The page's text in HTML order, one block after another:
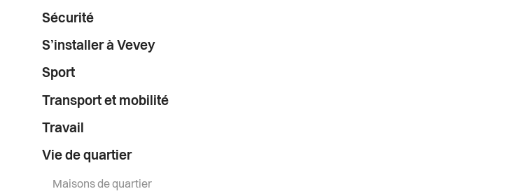
Sécurité
S’installer à Vevey
Sport
Transport et mobilité
Travail
Vie de quartier
Maisons de quartier